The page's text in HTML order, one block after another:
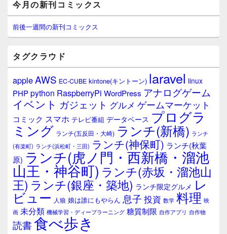
イ
ン
サ
イ
ウ
ィ
ジ
ェ
ア
今月の新刊コミックス
前後一週間の新刊コミックス
タグクラウド
appleAWS EC-CUBE kintone(キントーン) laravel linux
PHPpython RaspberryPi WordPress アナログゲーム
イベント ガジェット グルメ ゲームマーケット
コミック スマホ テレビ番組 データベース プログラ
ミング ランチ(五反田・大崎) ランチ(新橋) ランチ
(有楽町) ランチ(浜松町・三田) ランチ(神保町) ランチ(秋葉
原) ランチ(虎ノ門・西新橋・溜池
山王・神谷町) ランチ(赤坂・溜池山
王) ランチ(銀座・築地) ランチ限定グルメ レ
ビュー 人狼 娘は誰にもやらん 息子 投資 数学 料理 映
画 未分類 機械学習・ディープラーニング 糖質制限 自作アプリ 自作物
読書食べ歩き